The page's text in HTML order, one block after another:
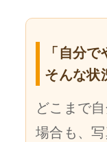
「自分
そんな状
どこまで
場合も、